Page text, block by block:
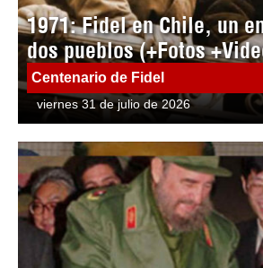
1971: Fidel en Chile, un
dos pueblos (+Fotos
Centenario de Fidel
viernes 31 de julio de 2026